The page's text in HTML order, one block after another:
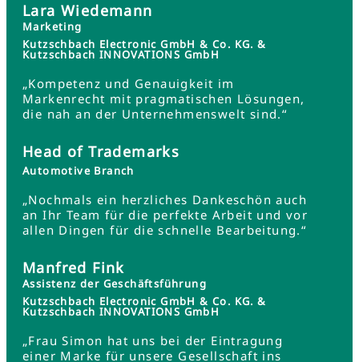
Lara Wiedemann
Marketing
Kutzschbach Electronic GmbH & Co. KG. &
Kutzschbach INNOVATIONS GmbH
„Kompetenz und Genauigkeit im
Markenrecht mit pragmatischen Lösungen,
die nah an der Unternehmenswelt sind.“
Head of Trademarks
Automotive Branch
„Nochmals ein herzliches Dankeschön auch
an Ihr Team für die perfekte Arbeit und vor
allen Dingen für die schnelle Bearbeitung.“
Manfred Fink
Assistenz der Geschäftsführung
Kutzschbach Electronic GmbH & Co. KG. &
Kutzschbach INNOVATIONS GmbH
„Frau Simon hat uns bei der Eintragung
einer Marke für unsere Gesellschaft ins